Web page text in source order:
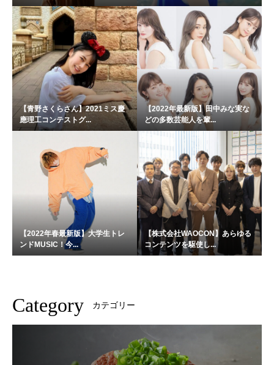
【青野さくらさん】2021ミス慶
應理工コンテストグ...
【2022年最新版】田中みな実な
どの多数芸能人を輩...
【2022年春最新版】大学生トレ
ンドMUSIC！今...
【株式会社WAOCON】あらゆる
コンテンツを駆使し...
Category カテゴリー